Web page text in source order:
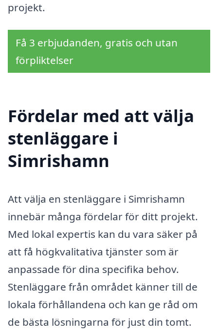
projekt.
Få 3 erbjudanden, gratis och utan
förpliktelser
Fördelar med att välja
stenläggare i
Simrishamn
Att välja en stenläggare i Simrishamn
innebär många fördelar för ditt projekt.
Med lokal expertis kan du vara säker på
att få högkvalitativa tjänster som är
anpassade för dina specifika behov.
Stenläggare från området känner till de
lokala förhållandena och kan ge råd om
de bästa lösningarna för just din tomt.